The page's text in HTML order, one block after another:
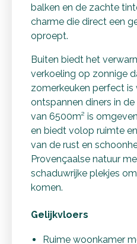
balken en de zachte
charme die direct een
oproept.
Buiten biedt het
verkoeling op zonnige
zomerkeuken perfect is
ontspannen diners in
van 6500m² is
en biedt volop ruimte
van de rust en
Provençaalse natuur
schaduwrijke plekjes
komen.
Gelijkvloers
Ruime woonkamer